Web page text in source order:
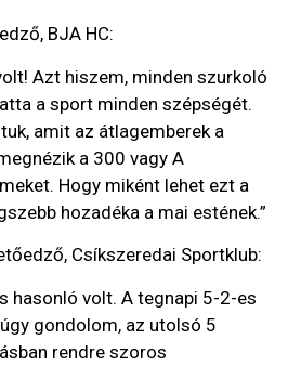
BJA HC:
Azt hiszem, minden szurkoló
a sport minden szépségét.
amit az átlagemberek a
a 300 vagy A
Hogy miként lehet ezt a
hozadéka a mai estének.”
Csíkszeredai Sportklub:
hasonló volt. A tegnapi 5-2-es
gondolom, az utolsó 5
rendre szoros